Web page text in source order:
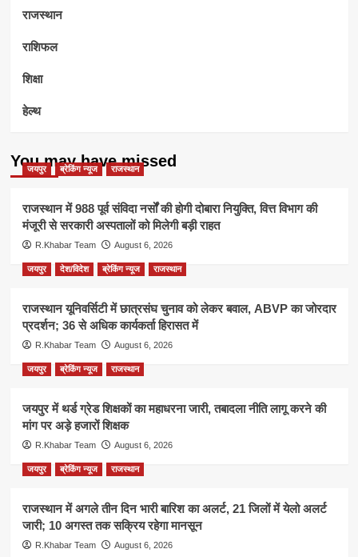
राजस्थान
राशिफल
शिक्षा
हेल्थ
You may have missed
जयपुर ब्रेकिंग न्यूज राजस्थान
राजस्थान में 988 पूर्व संविदा नर्सों की होगी दोबारा नियुक्ति, वित्त विभाग की
मंजूरी से सरकारी अस्पतालों को मिलेगी बड़ी राहत
R.Khabar Team August 6, 2026
जयपुर देश/विदेश ब्रेकिंग न्यूज राजस्थान
राजस्थान यूनिवर्सिटी में छात्रसंघ चुनाव को लेकर बवाल, ABVP का जोरदार
प्रदर्शन; 36 से अधिक कार्यकर्ता हिरासत में
R.Khabar Team August 6, 2026
जयपुर ब्रेकिंग न्यूज राजस्थान
जयपुर में थर्ड ग्रेड शिक्षकों का महाधरना जारी, तबादला नीति लागू करने की
मांग पर अड़े हजारों शिक्षक
R.Khabar Team August 6, 2026
जयपुर ब्रेकिंग न्यूज राजस्थान
राजस्थान में अगले तीन दिन भारी बारिश का अलर्ट, 21 जिलों में येलो अलर्ट
जारी; 10 अगस्त तक सक्रिय रहेगा मानसून
R.Khabar Team August 6, 2026